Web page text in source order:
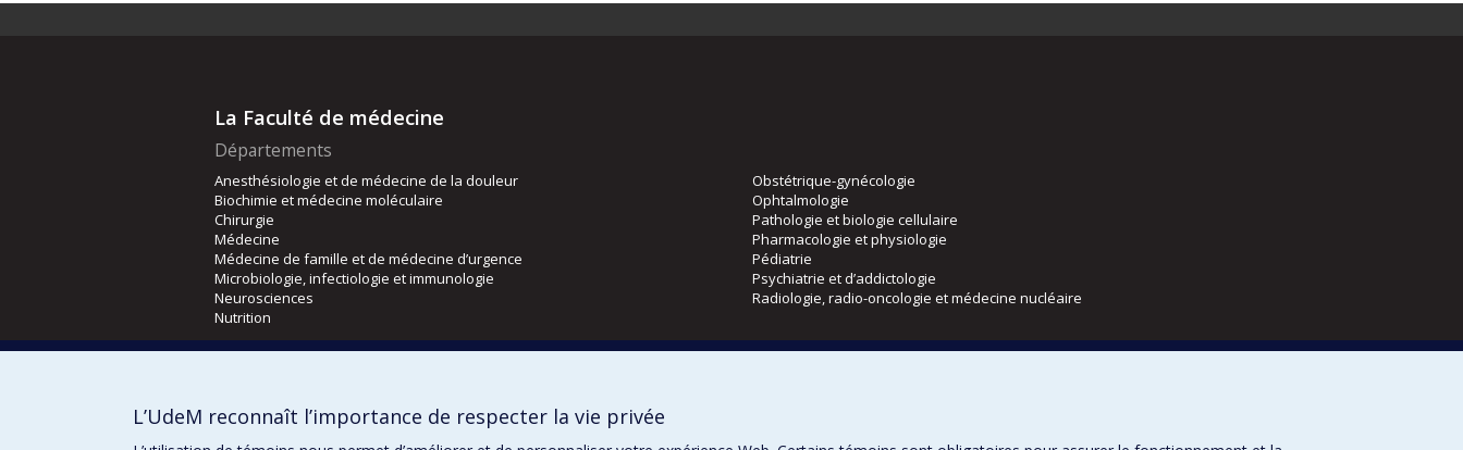
La Faculté de médecine
Départements
Anesthésiologie et de médecine de la douleur
Biochimie et médecine moléculaire
Chirurgie
Médecine
Médecine de famille et de médecine d’urgence
Microbiologie, infectiologie et immunologie
Neurosciences
Nutrition
Obstétrique-gynécologie
Ophtalmologie
Pathologie et biologie cellulaire
Pharmacologie et physiologie
Pédiatrie
Psychiatrie et d’addictologie
Radiologie, radio-oncologie et médecine nucléaire
Orthophonie et audiologie
L’UdeM reconnaît l’importance de respecter la vie privée